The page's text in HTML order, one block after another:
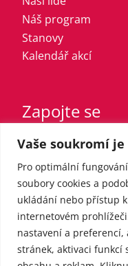
Vaše soukromí
Pro optimální
soubory cookies a
ukládání nebo přístup
internetovém
nastavení a preferencí,
stránek, aktivaci funkcí
Náš program
Stanovy
Kalendář akcí
Zapojte se
Vstupte do strany
Registrovaný
Přispějte finančně
Pro média